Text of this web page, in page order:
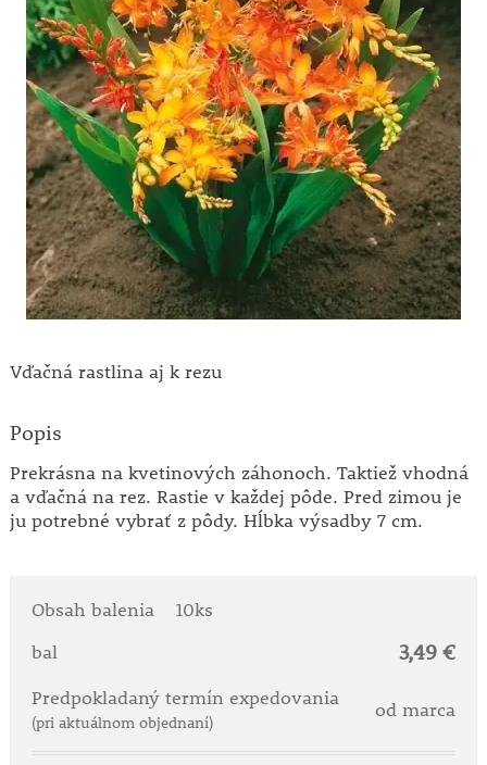
Vďačná rastlina aj k rezu
Popis
Prekrásna na kvetinových záhonoch. Taktiež vhodná
a vďačná na rez. Rastie v každej pôde. Pred zimou je
ju potrebné vybrať z pôdy. Hĺbka výsadby 7 cm.
Obsah balenia
10ks
bal
3,49 €
Predpokladaný termín expedovania
(pri aktuálnom objednaní)
od marca